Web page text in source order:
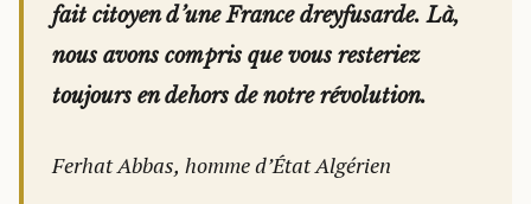
fait citoyen d’une France dreyfusarde. Là,
nous avons compris que vous resteriez
toujours en dehors de notre révolution.
Ferhat Abbas, homme d’État Algérien